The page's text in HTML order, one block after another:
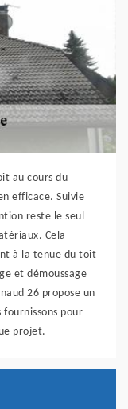
au cours du
efficace. Suivie
reste le seul
Cela
à la tenue du toit
et démoussage
26 propose un
pour
projet.